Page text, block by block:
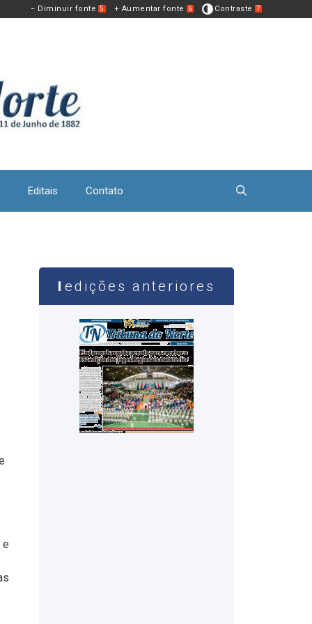
− Diminuir fonte 5 + Aumentar fonte 6 Contraste 7
Editais Contato
e
edições anteriores